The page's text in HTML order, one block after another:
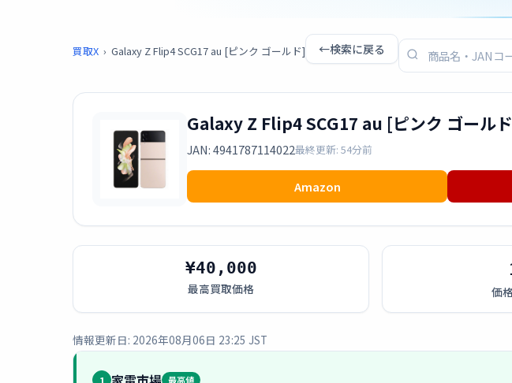
買取X › Galaxy Z Flip4 SCG17 au [ピンク ゴールド] ←検索に戻る
Galaxy Z Flip4 SCG17 au [ピンク ゴール
JAN: 4941787114022最終更新: 54分前
Amazon
¥40,000
最高買取価格 価
情報更新日: 2026年08月06日 23:25 JST
1 最高値